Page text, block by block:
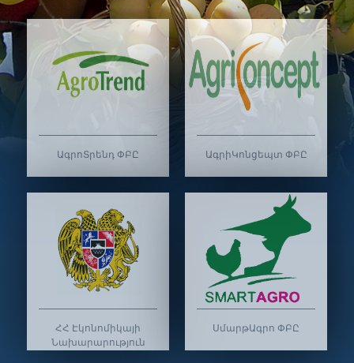
ԱգրոՏրենդ ՓԲԸ ԱգրիԿոնցեպտ ՓԲԸ
ՀՀ Էկոնոմիկայի
Նախարարություն
ՍմարթԱգրո ՓԲԸ